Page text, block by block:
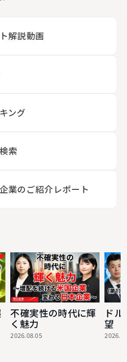
解説動画
ング
索
業のご紹介レポート
不確実性の時代に輝
く魅力
2026.08.05
ド
望